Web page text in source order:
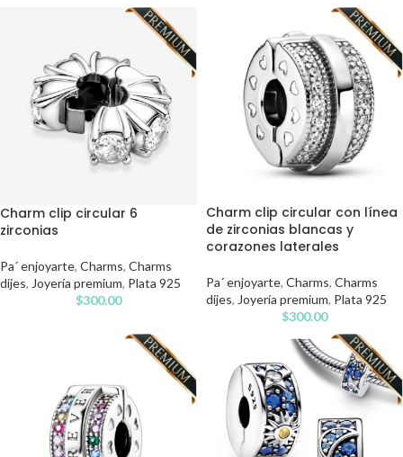
Charm clip circular 6
zirconias
Pa´ enjoyarte, Charms, Charms
dijes, Joyería premium, Plata 925
$300.00
Charm clip circular con línea
de zirconias blancas y
corazones laterales
Pa´ enjoyarte, Charms, Charms
dijes, Joyería premium, Plata 925
$300.00